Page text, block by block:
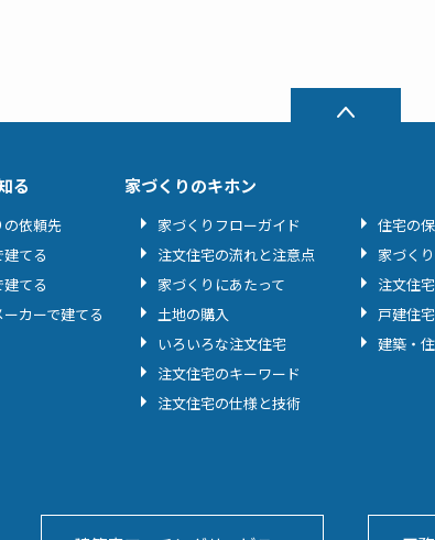
る
の依頼先
てる
てる
カーで建てる
家づくりのキホン
家づくりフローガイド
注文住宅の流れと注意点
家づくりにあたって
土地の購入
いろいろな注文住宅
注文住宅のキーワード
注文住宅の仕様と技術
住宅の
家づく
注文住
戸建住
建築・